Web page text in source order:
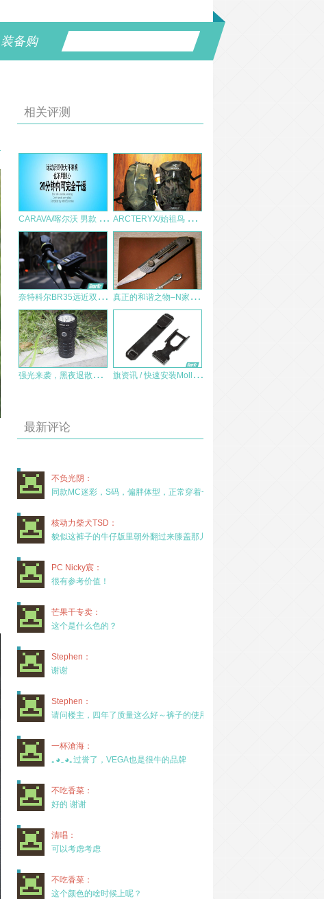
装备购
相关评测
C
ARAVA/喀尔沃 男款 长袖衬衫快干衣 户外速干衣 测评报告 A
RCTERYX/始祖鸟 Miura 20攀岩包 户外背包 测评报告
奈
特科尔BR35远近双光源可充电自行车灯，城市骑行共享单车体验 真
正的和谐之物–N家小五
强
光来袭，黑夜退散！Sofirn索菲恩EC06六眼小钢炮体验 旗
资讯 / 快速安装Molle系统全新解决方案 — PSIGEAR® Bolt Molle插条即将上市
最新评论
不负光阴：
同款MC迷彩，S码，偏胖体型，正常穿着一年半，没
核动力柴犬TSD：
貌似这裤子的牛仔版里朝外翻过来膝盖那儿有放护膝的
PC Nicky宸：
很有参考价值！
芒果干专卖：
这个是什么色的？
Stephen：
谢谢
Stephen：
请问楼主，四年了质量这么好～裤子的使用率高吗？
一杯滄海：
｡◕‿◕｡过誉了，VEGA也是很牛的品牌
不吃香菜：
好的 谢谢
清唱：
可以考虑考虑
不吃香菜：
这个颜色的啥时候上呢？